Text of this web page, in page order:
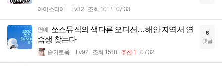
아이스티이 Lv.32 조회 1017 07:33
연예
쏘스뮤직의 색다른 오디션…해안 지역서 연
습생 찾는다
슬기로움 Lv.92 조회 1588 추천 1 07:32
6
댓글